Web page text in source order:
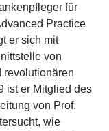
für
Practice
er sich mit
von
revolutionären
ist er Mitglied des
von Prof.
wie